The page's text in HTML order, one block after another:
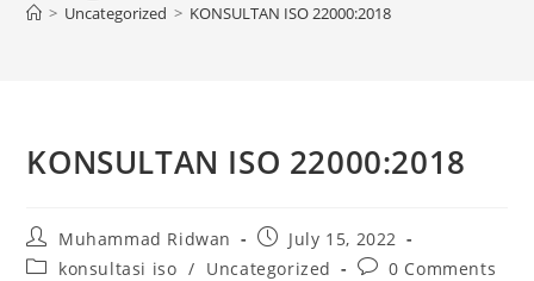
> Uncategorized > KONSULTAN ISO 22000:2018
KONSULTAN ISO 22000:2018
Muhammad Ridwan
July 15, 2022
konsultasi iso / Uncategorized 0 Comments